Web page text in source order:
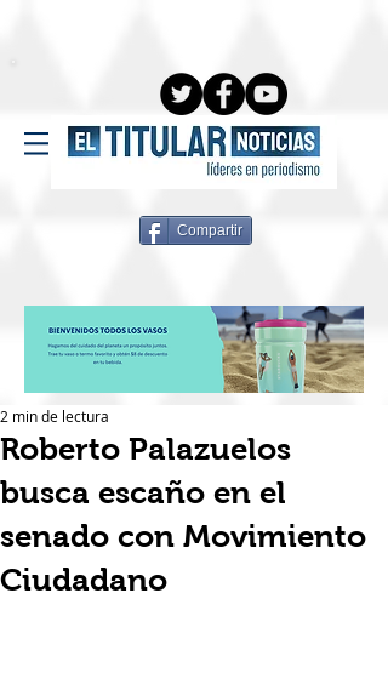
Compartir
Roberto Palazuelos
busca escaño en el
senado con Movimiento
Ciudadano
2 min de lectura